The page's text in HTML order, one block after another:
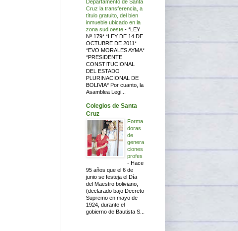
Departamento de Santa
Cruz la transferencia, a
título gratuito, del bien
inmueble ubicado en la
zona sud oeste - *LEY
Nº 179* *LEY DE 14 DE
OCTUBRE DE 2011*
*EVO MORALES AYMA*
*PRESIDENTE
CONSTITUCIONAL
DEL ESTADO
PLURINACIONAL DE
BOLIVIA* Por cuanto, la
Asamblea Legi...
Colegios de Santa
Cruz
Forma
doras
de
genera
ciones
profes
- Hace
95 años que el 6 de
junio se festeja el Día
del Maestro boliviano,
(declarado bajo Decreto
Supremo en mayo de
1924, durante el
gobierno de Bautista S...